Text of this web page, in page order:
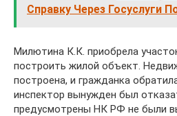
Справку Через Госуслуги
Милютина К.К. приобрела
построить жилой объект.
построена, и гражданка
инспектор вынужден был
предусмотрены НК РФ не были